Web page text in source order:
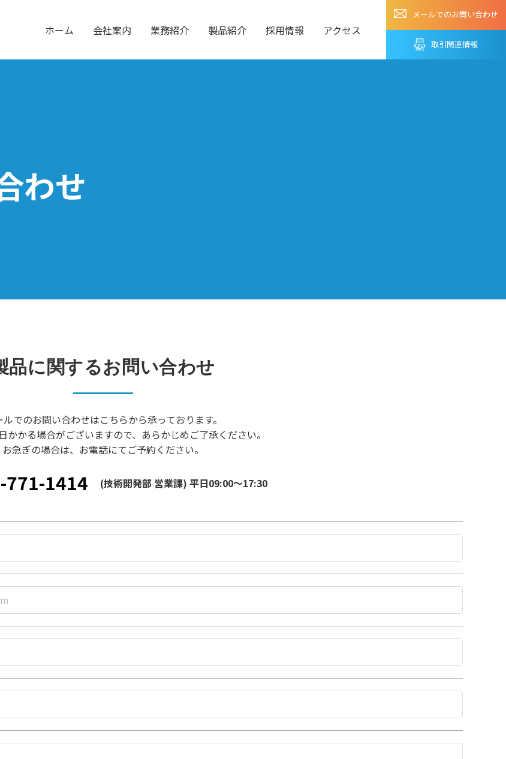
ホーム 会社案内 業務紹介 製品紹介 採用情報 アクセス
メールでのお問い合わせ
取引関連情報
わせ
品に関するお問い合わせ
ルでのお問い合わせはこちらから承っております。
かかる場合がございますので、あらかじめご了承ください。
お急ぎの場合は、お電話にてご予約ください。
771-1414 (技術開発部 営業課) 平日09:00～17:30